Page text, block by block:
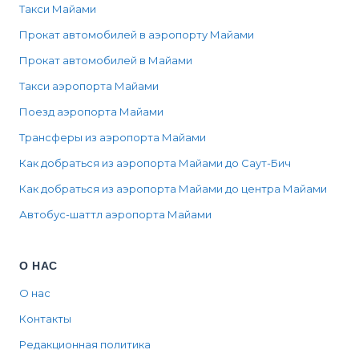
Такси Майами
Прокат автомобилей в аэропорту Майами
Прокат автомобилей в Майами
Такси аэропорта Майами
Поезд аэропорта Майами
Трансферы из аэропорта Майами
Как добраться из аэропорта Майами до Саут-Бич
Как добраться из аэропорта Майами до центра Майами
Автобус-шаттл аэропорта Майами
О НАС
О нас
Контакты
Редакционная политика